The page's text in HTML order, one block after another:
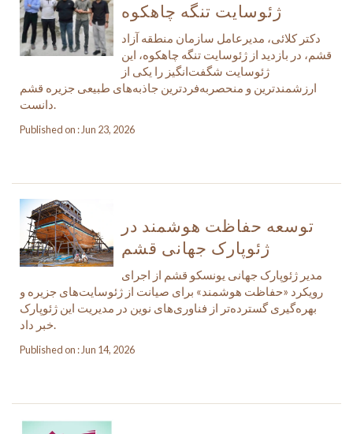
ژئوسایت تنگه چاهکوه
دکتر کلائی، مدیرعامل سازمان منطقه آزاد
قشم، در بازدید از ژئوسایت تنگه چاهکوه، این
ژئوسایت شگفت‌انگیز را یکی از
ارزشمندترین و منحصربه‌فردترین جاذبه‌های طبیعی جزیره قشم
دانست.
Published on : Jun 23, 2026
توسعه حفاظت هوشمند در
ژئوپارک جهانی قشم
مدیر ژئوپارک جهانی یونسکو قشم از اجرای
رویکرد «حفاظت هوشمند» برای صیانت از ژئوسایت‌های جزیره و
بهره‌گیری گسترده‌تر از فناوری‌های نوین در مدیریت این ژئوپارک
خبر داد.
Published on : Jun 14, 2026